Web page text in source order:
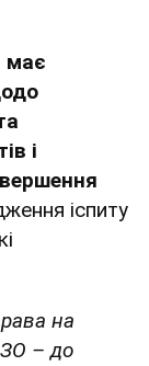
і
іспиту
на
– до